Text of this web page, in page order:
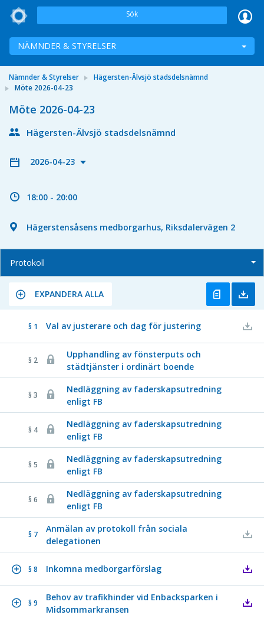
Sök
NÄMNDER & STYRELSER
Nämnder & Styrelser
Hägersten-Älvsjö stadsdelsnämnd
Möte 2026-04-23
Möte 2026-04-23
Hägersten-Älvsjö stadsdelsnämnd
2026-04-23
18:00 - 20:00
Hägerstensåsens medborgarhus, Riksdalervägen 2
Protokoll
EXPANDERA ALLA
§ 1 Val av justerare och dag för justering
§ 2
Upphandling av fönsterputs och
städtjänster i ordinärt boende
§ 3
Nedläggning av faderskapsutredning
enligt FB
§ 4
Nedläggning av faderskapsutredning
enligt FB
§ 5
Nedläggning av faderskapsutredning
enligt FB
§ 6
Nedläggning av faderskapsutredning
enligt FB
§ 7
Anmälan av protokoll från sociala
delegationen
§ 8 Inkomna medborgarförslag
§ 9
Behov av trafikhinder vid Enbacksparken i
Midsommarkransen